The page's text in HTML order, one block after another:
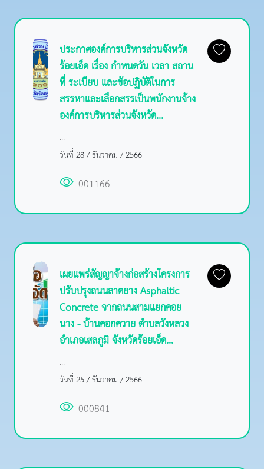
ประกาศองค์การบริหารส่วนจังหวัด
ร้อยเอ็ด เรื่อง กำหนดวัน เวลา สถาน
ที่ ระเบียบ และข้อปฏิบัติในการ
สรรหาและเลือกสรรเป็นพนักงานจ้าง
องค์การบริหารส่วนจังหวัด...
...
วันที่ 28 / ธันวาคม / 2566
001166
เผยแพร่สัญญาจ้างก่อสร้างโครงการ
ปรับปรุงถนนลาดยาง Asphaltic
Concrete จากถนนสามแยกคอย
นาง - บ้านคอกควาย ตำบลวังหลวง
อำเภอเสลภูมิ จังหวัดร้อยเอ็ด...
...
วันที่ 25 / ธันวาคม / 2566
000841